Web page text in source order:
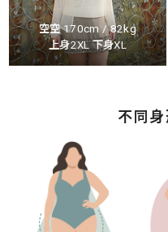
空空 170cm / 82kg
上身2XL 下身XL
不同